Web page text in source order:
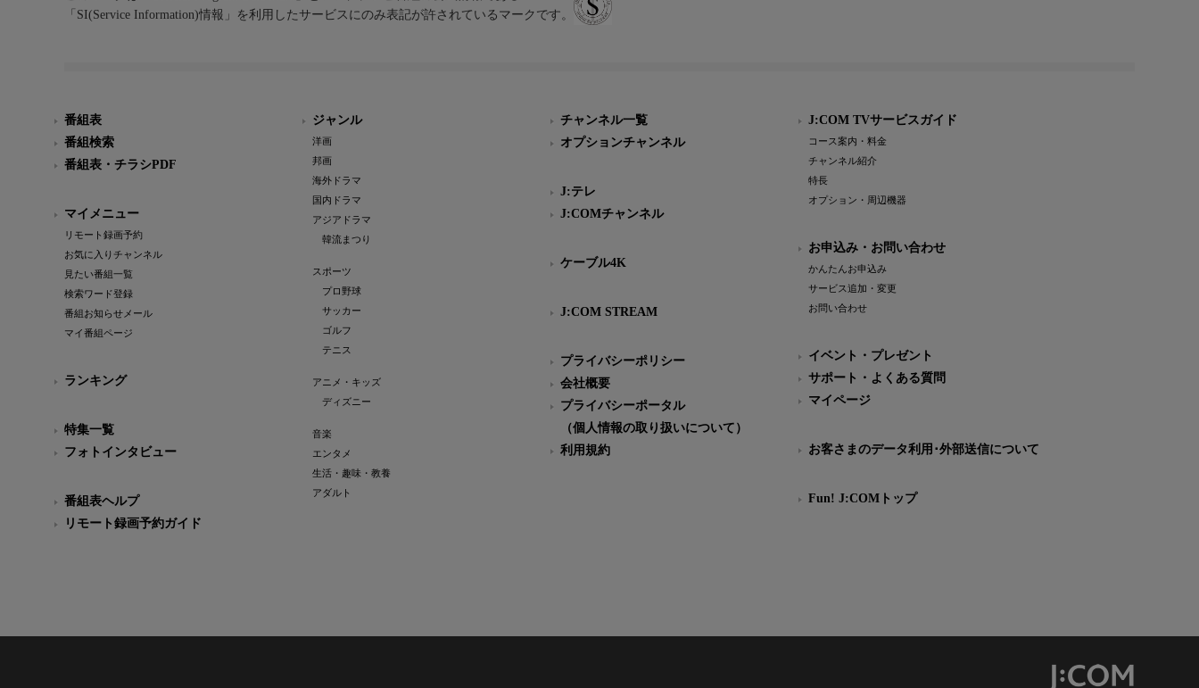
「SI(Service Information)情報」を利用したサービスにのみ表記が許されているマークです。
番組表
番組検索
番組表・チラシPDF
マイメニュー
リモート録画予約
お気に入りチャンネル
見たい番組一覧
検索ワード登録
番組お知らせメール
マイ番組ページ
ランキング
特集一覧
フォトインタビュー
番組表ヘルプ
リモート録画予約ガイド
ジャンル
洋画
邦画
海外ドラマ
国内ドラマ
アジアドラマ
韓流まつり
スポーツ
プロ野球
サッカー
ゴルフ
テニス
アニメ・キッズ
ディズニー
音楽
エンタメ
生活・趣味・教養
アダルト
チャンネル一覧
オプションチャンネル
J:テレ
J:COMチャンネル
ケーブル4K
J:COM STREAM
プライバシーポリシー
会社概要
プライバシーポータル
（個人情報の取り扱いについて）
利用規約
J:COM TVサービスガイド
コース案内・料金
チャンネル紹介
特長
オプション・周辺機器
お申込み・お問い合わせ
かんたんお申込み
サービス追加・変更
お問い合わせ
イベント・プレゼント
サポート・よくある質問
マイページ
お客さまのデータ利用･外部送信について
Fun! J:COMトップ